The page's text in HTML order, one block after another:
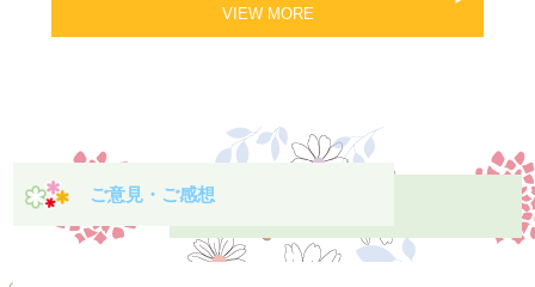
VIEW MORE
ご意見・ご感想